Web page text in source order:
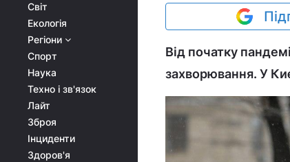
Світ
Екологія
Регіони
Спорт
Наука
Техно і зв'язок
Лайт
Зброя
Інциденти
Здоров'я
Від початку
захворювання. У